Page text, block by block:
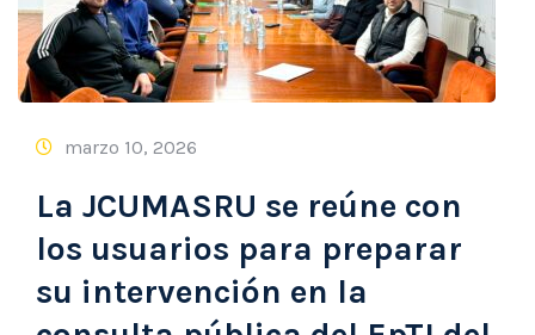
marzo 10, 2026
La JCUMASRU se reúne con
los usuarios para preparar
su intervención en la